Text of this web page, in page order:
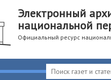
Электронный
национальной
Официальный ресурс